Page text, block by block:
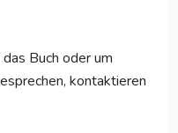
Buch oder um
kontaktieren